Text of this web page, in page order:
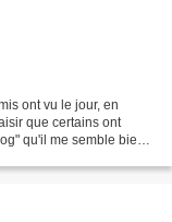
ont vu le jour, en
que certains ont
qu'il me semble bien